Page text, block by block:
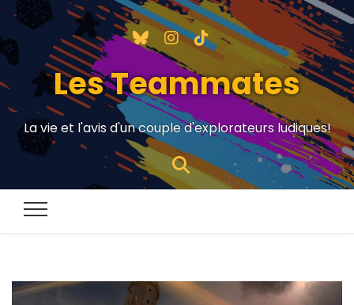
Les Teammates
La vie et l'avis d'un couple d'explorateurs ludiques!